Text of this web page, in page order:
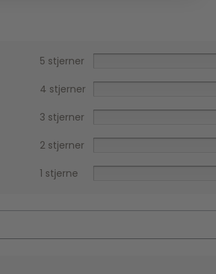
5 stjerner
4 stjerner
3 stjerner
2 stjerner
1 stjerne
Facebook